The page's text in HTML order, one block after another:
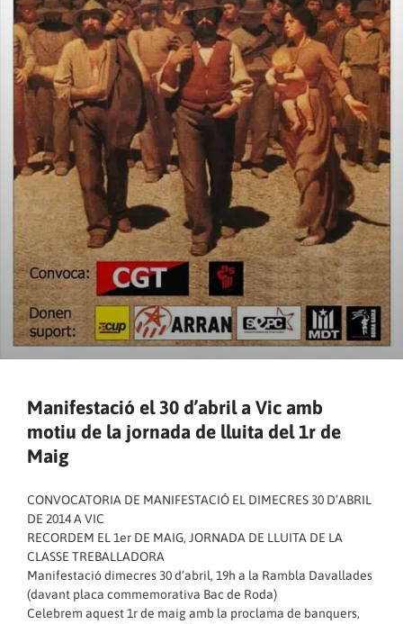
Manifestació el 30 d’abril a Vic amb
motiu de la jornada de lluita del 1r de
Maig
CONVOCATORIA DE MANIFESTACIÓ EL DIMECRES 30 D’ABRIL
DE 2014 A VIC
RECORDEM EL 1er DE MAIG, JORNADA DE LLUITA DE LA
CLASSE TREBALLADORA
Manifestació dimecres 30 d’abril, 19h a la Rambla Davallades
(davant placa commemorativa Bac de Roda)
Celebrem aquest 1r de maig amb la proclama de banquers,